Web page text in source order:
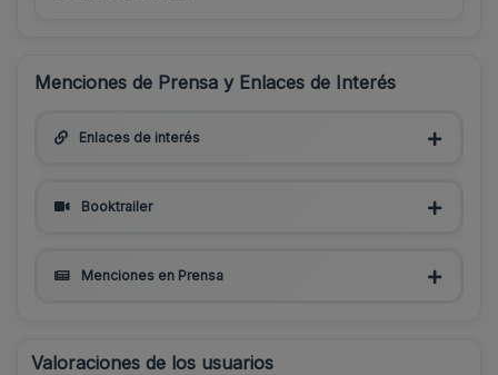
Menciones de Prensa y Enlaces de Interés
Enlaces de interés
Booktrailer
Menciones en Prensa
Valoraciones de los usuarios